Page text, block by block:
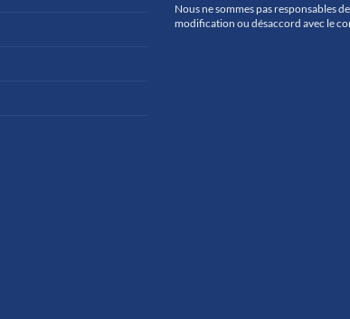
Nous ne sommes pas responsables
modification ou désaccord avec le